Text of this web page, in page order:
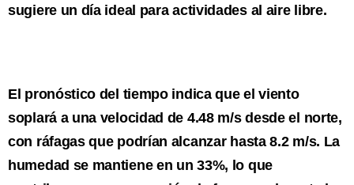
sugiere un día ideal para actividades al aire libre.
El pronóstico del tiempo indica que el viento
soplará a una velocidad de 4.48 m/s desde el norte,
con ráfagas que podrían alcanzar hasta 8.2 m/s. La
humedad se mantiene en un 33%, lo que